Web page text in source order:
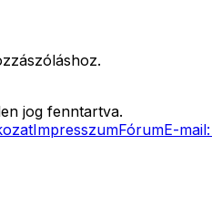
jog fenntartva.
ImpresszumFórumE-mail: